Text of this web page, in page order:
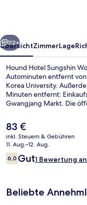
Weiter
112+
ÜbersichtZimmerLage
Hound Hotel Sungshin
Autominuten entfernt
Korea University.
Minuten entfernt:
Gwangjang Markt. Die
sind es 3 Minuten und zur
Der
aktuelle
Preis
beträgt
83 €.
83 €
inkl. Steuern & Gebühren
11. Aug.–12. Aug.
Bewertungen
6,06,0 von 10.
Gut1 Bewertung
Beliebte